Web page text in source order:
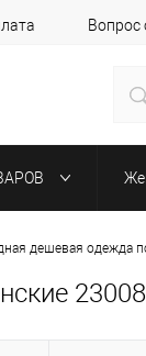
Вопрос
дешевая одежда